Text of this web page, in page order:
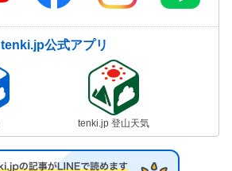
tenki.jp公式アプリ
tenki.jp 登山天気